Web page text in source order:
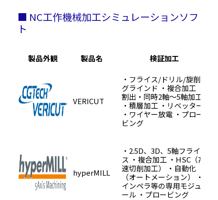
■ NC工作機械加工シミュレーションソフ
ト
製品外観 製品名 検証加工
VERICUT
・フライス/ドリル/旋削/
グラインド ・複合加工
割出・同時2軸～5軸加工
・積層加工 ・リベッター
・ワイヤー放電 ・プロー
ビング
hyperMILL
・2.5D、3D、5軸フライ
ス ・複合加工 ・HSC（高
速切削加工）
・自動化
（オートメーション）
・
インペラ等の専用モジュ
ール ・プロービング